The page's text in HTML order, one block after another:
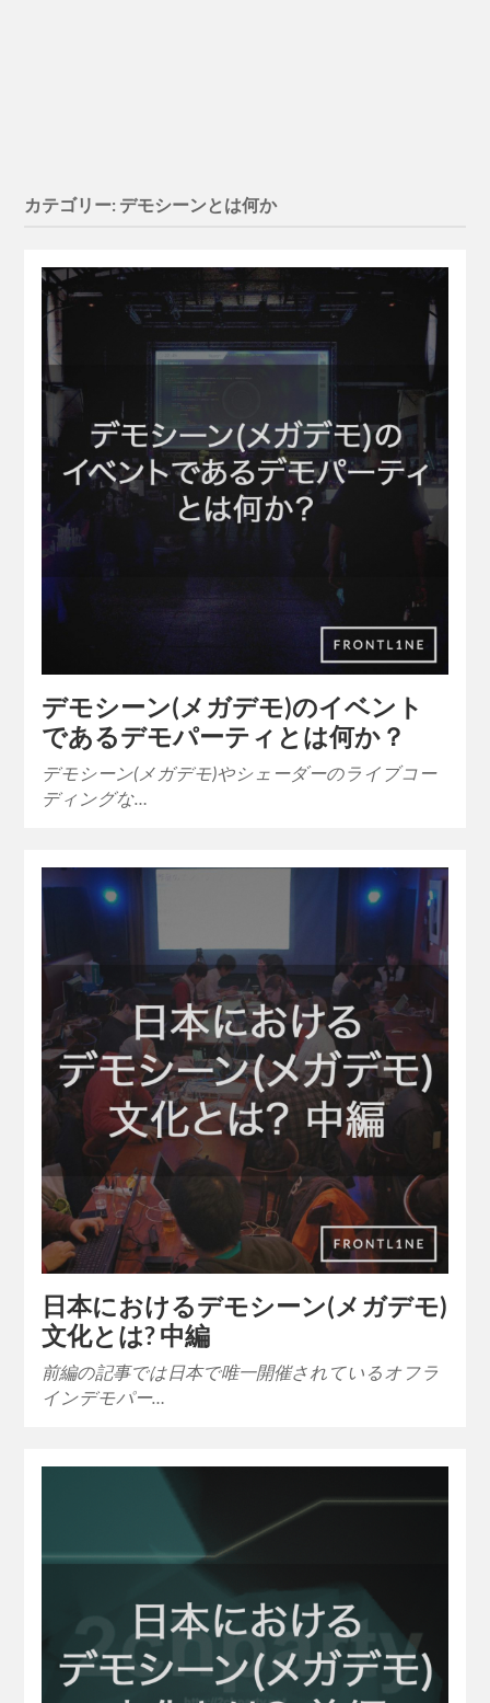
カテゴリー: デモシーンとは何か
デモシーン(メガデモ)のイベント
であるデモパーティとは何か？
デモシーン(メガデモ)やシェーダーのライブコー
ディングな…
日本におけるデモシーン(メガデモ)
文化とは? 中編
前編の記事では日本で唯一開催されているオフラ
インデモパー…